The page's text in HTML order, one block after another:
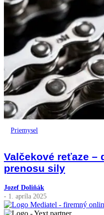
Priemysel
Valčekové reťaze –
prenosu sily
Jozef Doliňák
- 1. apríla 2025